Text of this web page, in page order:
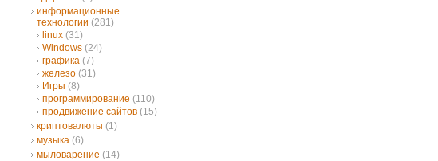
информационные
технологии (281)
linux (31)
Windows (24)
графика (7)
железо (31)
Игры (8)
программирование (110)
продвижение сайтов (15)
криптовалюты (1)
музыка (6)
мыловарение (14)